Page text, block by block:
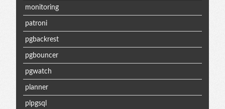
monitoring
patroni
pgbackrest
pgbouncer
pgwatch
planner
plpgsql